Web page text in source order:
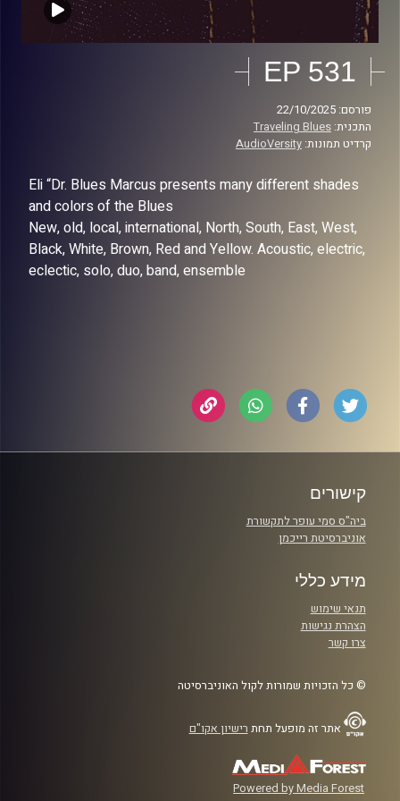
EP 531
פורסם: 22/10/2025
התכנית: Traveling Blues
קרדיט תמונות: AudioVersity
Eli “Dr. Blues Marcus presents many different shades
and colors of the Blues
New, old, local, international, North, South, East, West,
Black, White, Brown, Red and Yellow. Acoustic, electric,
eclectic, solo, duo, band, ensemble
קישורים
ביה"ס סמי עופר לתקשורת
אוניברסיטת רייכמן
מידע כללי
תנאי שימוש
הצהרת נגישות
צרו קשר
© כל הזכויות שמורות לקול האוניברסיטה
אתר זה מופעל תחת רישיון אקו"ם
Powered by Media Forest